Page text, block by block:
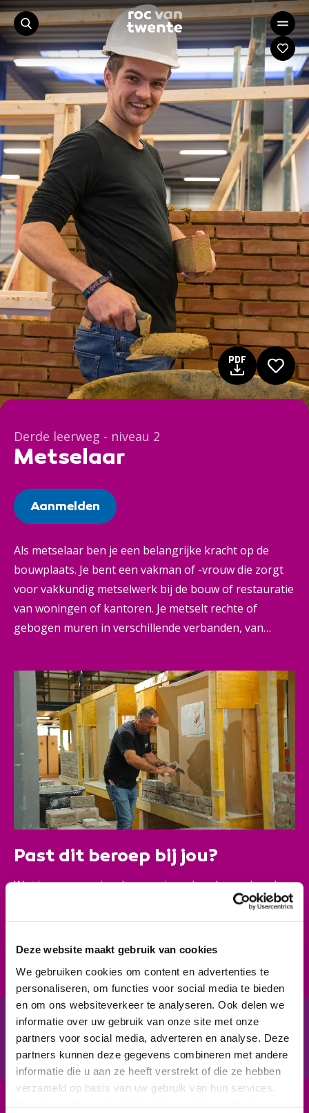
Deze website maakt gebruik van cookies
We gebruiken cookies om content en advertenties te
personaliseren, om functies voor social media te bieden
en om ons websiteverkeer te analyseren. Ook delen we
informatie over uw gebruik van onze site met onze
partners voor social media, adverteren en analyse. Deze
partners kunnen deze gegevens combineren met andere
informatie die u aan ze heeft verstrekt of die ze hebben
verzameld op basis van uw gebruik van hun services.
Derde leerweg - niveau 2
Metselaar
Aanmelden
Als metselaar ben je een belangrijke kracht op de
bouwplaats. Je bent een vakman of -vrouw die zorgt
voor vakkundig metselwerk bij de bouw of restauratie
van woningen of kantoren. Je metselt rechte of
gebogen muren in verschillende verbanden, van
zoals bevestigingsmateriaal voor isolatiemateriaal.
Bovendien kun je ook tegelzetten en stukadoren.
Kortom: als metselaar ben je onmisbaar in ieder
bouwproject.
Past dit beroep bij jou?
Wat jouw ogen zien, kunnen jouw handen maken. Je
bent handig en hebt snel door hoe dingen technisch
in elkaar zitten. Je werkt zelfstandig, maar je kunt ook
goed samenwerken. Bovendien werk je netjes en snel.
In het kort De opleiding